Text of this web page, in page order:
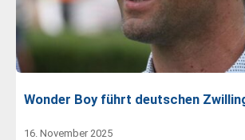
Wonder Boy führt deutschen
16. November 2025